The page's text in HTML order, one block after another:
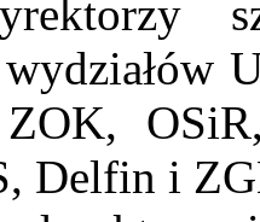
Delfin i